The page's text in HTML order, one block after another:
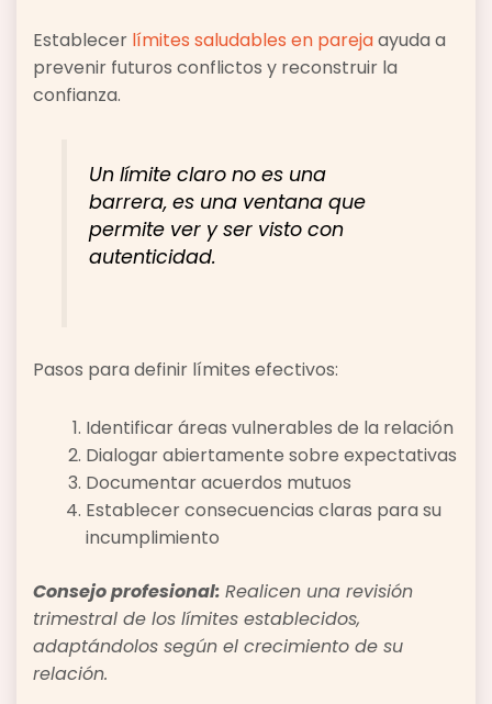
Establecer límites saludables en parejaayuda a
prevenir futuros conflictos y reconstruir la
confianza.
Un límite claro no es una
barrera, es una ventana que
permite ver y ser visto con
autenticidad.
Pasos para definir límites efectivos:
Identificar áreas vulnerables de la relación
Dialogar abiertamente sobre expectativas
Documentar acuerdos mutuos
Establecer consecuencias claras para su
incumplimiento
Consejo profesional: Realicen una revisión
trimestral de los límites establecidos,
adaptándolos según el crecimiento de su
relación.